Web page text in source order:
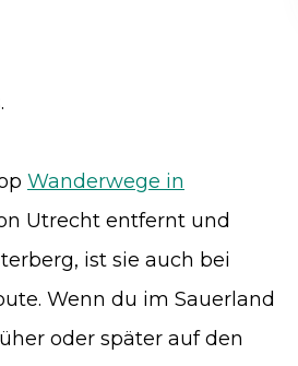
Wanderwege in
Utrecht entfernt und
ist sie auch bei
Wenn du im Sauerland
oder später auf den